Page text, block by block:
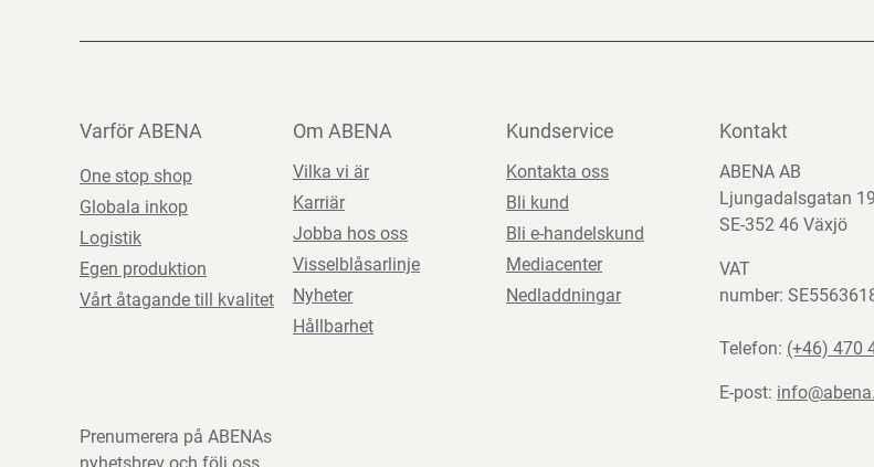
Varför ABENA
One stop shop
Globala inkop
Logistik
Egen produktion
Vårt åtagande till kvalitet
Om ABENA
Vilka vi är
Karriär
Jobba hos oss
Visselblåsarlinje
Nyheter
Hållbarhet
Kundservice
Kontakta oss
Bli kund
Bli e-handelskund
Mediacenter
Nedladdningar
Kontakt
ABENA AB
Ljungadalsgatan 19
SE-352 46 Växjö
VAT
number:
Telefon: (+46) 470
E-post:
Prenumerera på ABENAs